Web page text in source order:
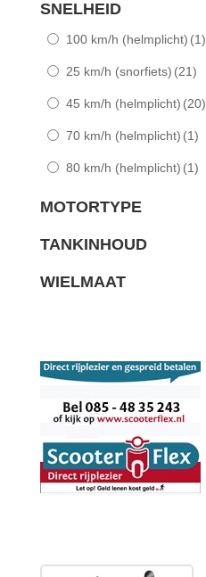
SNELHEID
100 km/h (helmplicht) (1)
25 km/h (snorfiets) (21)
45 km/h (helmplicht) (20)
70 km/h (helmplicht) (1)
80 km/h (helmplicht) (1)
MOTORTYPE
TANKINHOUD
WIELMAAT